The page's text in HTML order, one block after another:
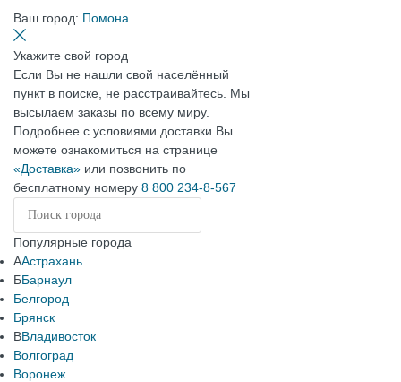
Ваш город: Помона
Укажите свой город
Если Вы не нашли свой населённый
пункт в поиске, не расстраивайтесь. Мы
высылаем заказы по всему миру.
Подробнее с условиями доставки Вы
можете ознакомиться на странице
«Доставка» или позвонить по
бесплатному номеру 8 800 234-8-567
Популярные города
ААстрахань
ББарнаул
Белгород
Брянск
ВВладивосток
Волгоград
Воронеж